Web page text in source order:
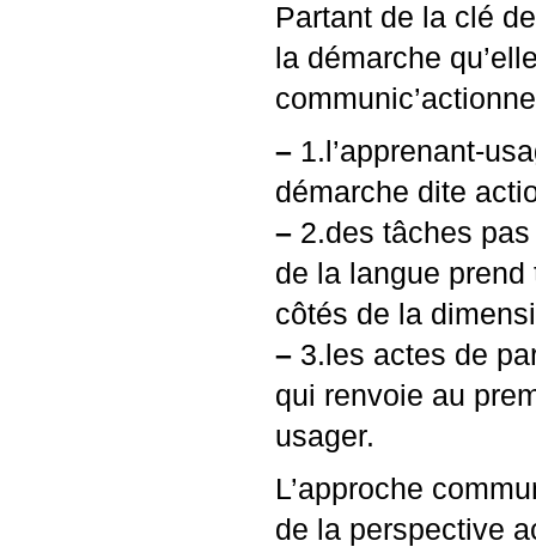
Partant de la clé
la démarche
– 1.l’apprenant-
démarche dite
– 2.des tâches
de la langue
côtés de la
– 3.les actes de
qui renvoie au
usager.
L’approche
de la perspective